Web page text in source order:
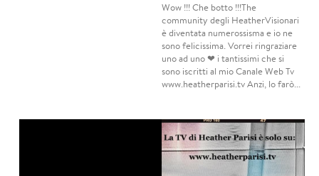
Wow !!! Che botto !!!The
community degli HeatherVisionari
è diventata numerossisma e io ne
sono felicissima. Vorrei ringraziare
uno ad uno ❤ i tantissimi che si
sono iscritti al mio Canale Web Tv
www.heatherparisi.tv Anzi, lo farò...